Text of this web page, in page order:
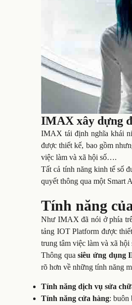
IMAX xây dựng
IMAX tái định nghĩa khái
được thiết kế, bao gồm
việc làm và xã hội số….
Tất cả tính năng kinh tế số
quyết thông qua một Smart
Tính năng
Như IMAX đã nói ở phía
tảng IOT Platform được
trung tâm việc làm và xã hội
Thông quasiêu ứng dụng
rõ hơn về những tính năng
Tính năng dịch vụ sửa
Tính năng cửa hàng: buôn